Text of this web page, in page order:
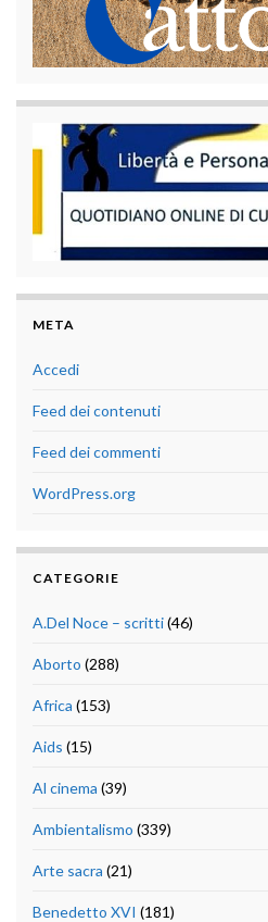
META
Accedi
Feed dei contenuti
Feed dei commenti
WordPress.org
CATEGORIE
A.Del Noce – scritti(46)
Aborto (288)
Africa (153)
Aids (15)
Al cinema (39)
Ambientalismo (339)
Arte sacra (21)
Benedetto XVI (181)